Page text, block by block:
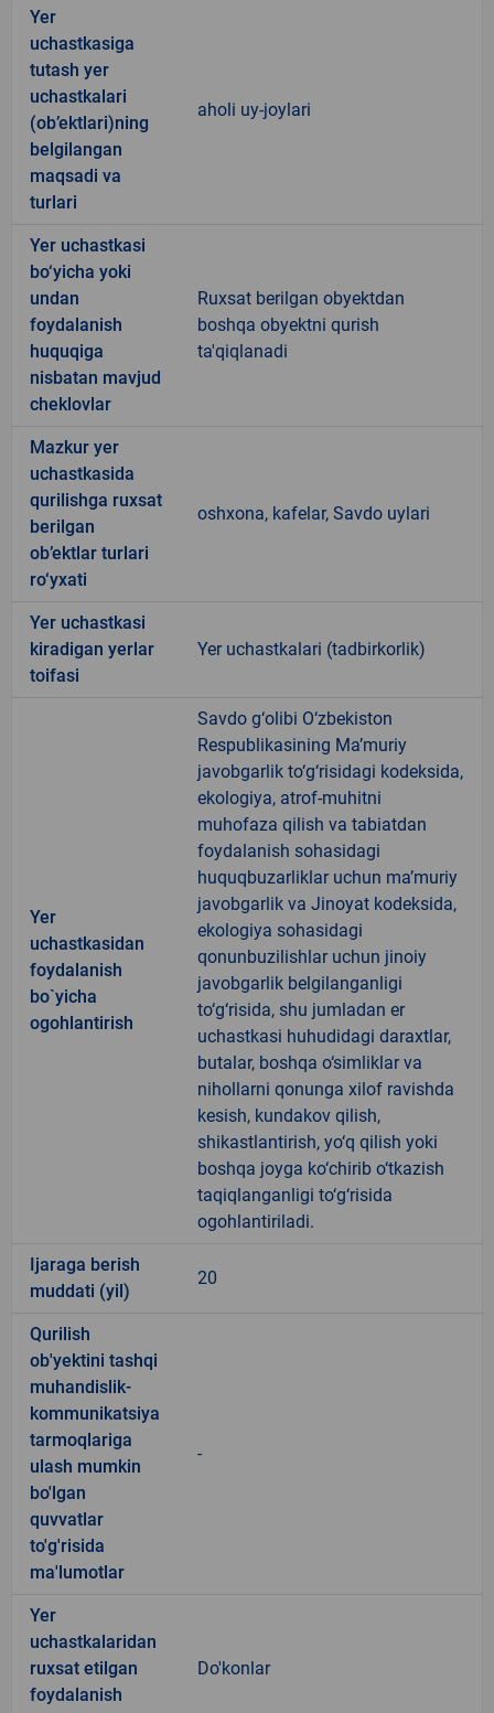
Yer
uchastkasiga
tutash yer
uchastkalari
(ob’ektlari)ning
belgilangan
maqsadi va
turlari
aholi uy-joylari
Yer uchastkasi
bo‘yicha yoki
undan
foydalanish
huquqiga
nisbatan mavjud
cheklovlar
Ruxsat berilgan obyektdan
boshqa obyektni qurish
ta'qiqlanadi
Mazkur yer
uchastkasida
qurilishga ruxsat
berilgan
ob’ektlar turlari
ro‘yxati
oshxona, kafelar, Savdo uylari
Yer uchastkasi
kiradigan yerlar
toifasi
Yer uchastkalari (tadbirkorlik)
Yer
uchastkasidan
foydalanish
bo`yicha
ogohlantirish
Savdo g‘olibi O‘zbekiston
Respublikasining Ma’muriy
javobgarlik to‘g‘risidagi kodeksida,
ekologiya, atrof-muhitni
muhofaza qilish va tabiatdan
foydalanish sohasidagi
huquqbuzarliklar uchun ma’muriy
javobgarlik va Jinoyat kodeksida,
ekologiya sohasidagi
qonunbuzilishlar uchun jinoiy
javobgarlik belgilanganligi
to‘g‘risida, shu jumladan er
uchastkasi huhudidagi daraxtlar,
butalar, boshqa o‘simliklar va
nihollarni qonunga xilof ravishda
kesish, kundakov qilish,
shikastlantirish, yo‘q qilish yoki
boshqa joyga ko‘chirib o‘tkazish
taqiqlanganligi to‘g‘risida
ogohlantiriladi.
Ijaraga berish
muddati (yil)
20
Qurilish
ob'yektini tashqi
muhandislik-
kommunikatsiya
tarmoqlariga
ulash mumkin
bo'lgan
quvvatlar
to'g'risida
ma'lumotlar
-
Yer
uchastkalaridan
ruxsat etilgan
foydalanish
Do'konlar